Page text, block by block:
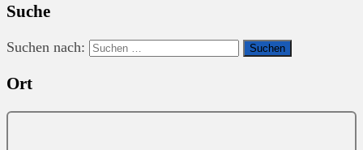
Suche
Suchen nach:
Ort